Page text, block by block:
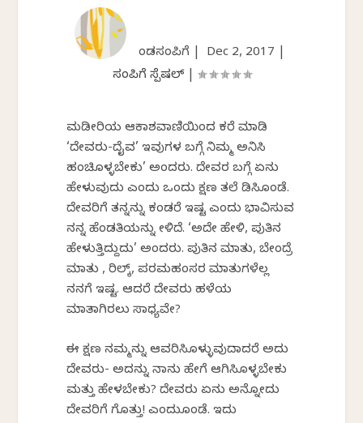
ಕೆಂಡಸಂಪಿಗೆ | Dec 2, 2017
ಸಂಪಿಗೆ ಸ್ಪೆಷಲ್|
ಮಡಿಕೇರಿಯ ಆಕಾಶವಾಣಿಯಿಂದ ಕರೆ ಮಾಡಿ
‘ದೇವರು-ದೈವ’ ಇವುಗಳ ಬಗ್ಗೆ ನಿಮ್ಮ ಅನಿಸಿಕೆ
ಹಂಚಿಕೊಳ್ಳಬೇಕು’ ಅಂದರು. ದೇವರ ಬಗ್ಗೆ ಏನು
ಹೇಳುವುದು ಎಂದು ಒಂದು ಕ್ಷಣ ತಲೆ ಕೆಡಿಸಿಕೊಂಡೆ.
ದೇವರಿಗೆ ತನ್ನನ್ನು ಕಂಡರೆ ಇಷ್ಟ ಎಂದು ಭಾವಿಸುವ
ನನ್ನ ಹೆಂಡತಿಯನ್ನು ಕೇಳಿದೆ. ‘ಅದೇ ಹೇಳಿ, ಪುತಿನ
ಹೇಳುತ್ತಿದ್ದುದು’ ಅಂದರು. ಪುತಿನ ಮಾತು, ಬೇಂದ್ರೆ
ಮಾತು , ರಿಲ್ಕ್, ಪರಮಹಂಸರ ಮಾತುಗಳೆಲ್ಲ
ನನಗೆ ಇಷ್ಟ. ಆದರೆ ದೇವರು ಹಳೆಯ
ಮಾತಾಗಿರಲು ಸಾಧ್ಯವೇ?
ಈ ಕ್ಷಣ ನಮ್ಮನ್ನು ಆವರಿಸಿಕೊಳ್ಳುವುದಾದರೆ ಅದು
ದೇವರು- ಅದನ್ನು ನಾನು ಹೇಗೆ ಆಗಿಸಿಕೊಳ್ಳಬೇಕು
ಮತ್ತು ಹೇಳಬೇಕು? ದೇವರು ಏನು ಅನ್ನೋದು
ದೇವರಿಗೆ ಗೊತ್ತು! ಎಂದುಕೊಂಡೆ. ಇದು